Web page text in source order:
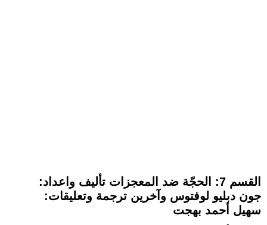
القسم 7: الحجّة ضد المعجزات تأليف واعداد:
جون دبليو لوفتوس وآخرين ترجمة وتعليقات:
سهيل أحمد بهجت